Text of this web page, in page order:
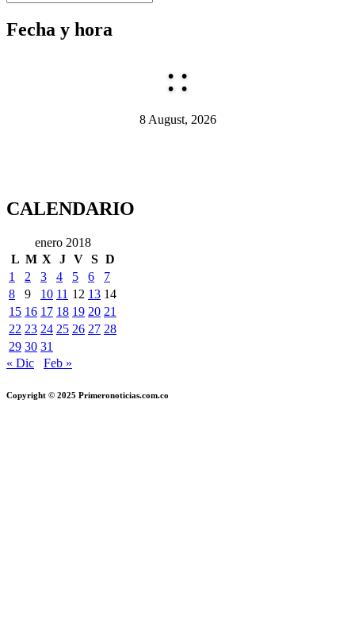
Fecha y hora
::
8 August, 2026
CALENDARIO
enero 2018
L M X J V S D
1
2 3 4 5 6
7
8
9 10 11 12 13 14
15 16 17 18 19 20 21
22 23 24 25 26 27 28
29 30 31
« Dic
Feb »
Copyright © 2025 Primeronoticias.com.co